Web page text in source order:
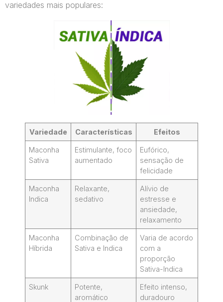
variedades mais populares:
Variedade Características Efeitos
Maconha
Sativa
Estimulante, foco
aumentado
Eufórico,
sensação de
felicidade
Maconha
Indica
Relaxante,
sedativo
Alívio de
estresse e
ansiedade,
relaxamento
Maconha
Híbrida
Combinação de
Sativa e Indica
Varia de acordo
com a
proporção
Sativa-Indica
Skunk
Potente,
aromático
Efeito intenso,
duradouro